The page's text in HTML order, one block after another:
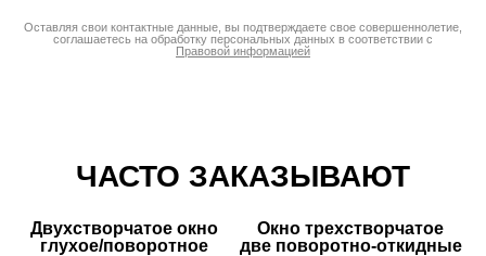
Оставляя свои контактные данные, вы подтверждаете свое совершеннолетие,
соглашаетесь на обработку персональных данных в соответствии с
Правовой информацией
ЧАСТО ЗАКАЗЫВАЮТ
Двухстворчатое окно
глухое/поворотное
Окно трехстворчатое
две поворотно-откидные